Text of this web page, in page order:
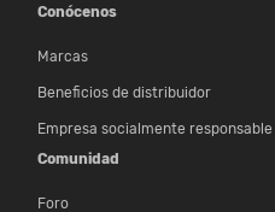
Conócenos
Marcas
Beneficios de distribuidor
Empresa socialmente responsable
Comunidad
Foro